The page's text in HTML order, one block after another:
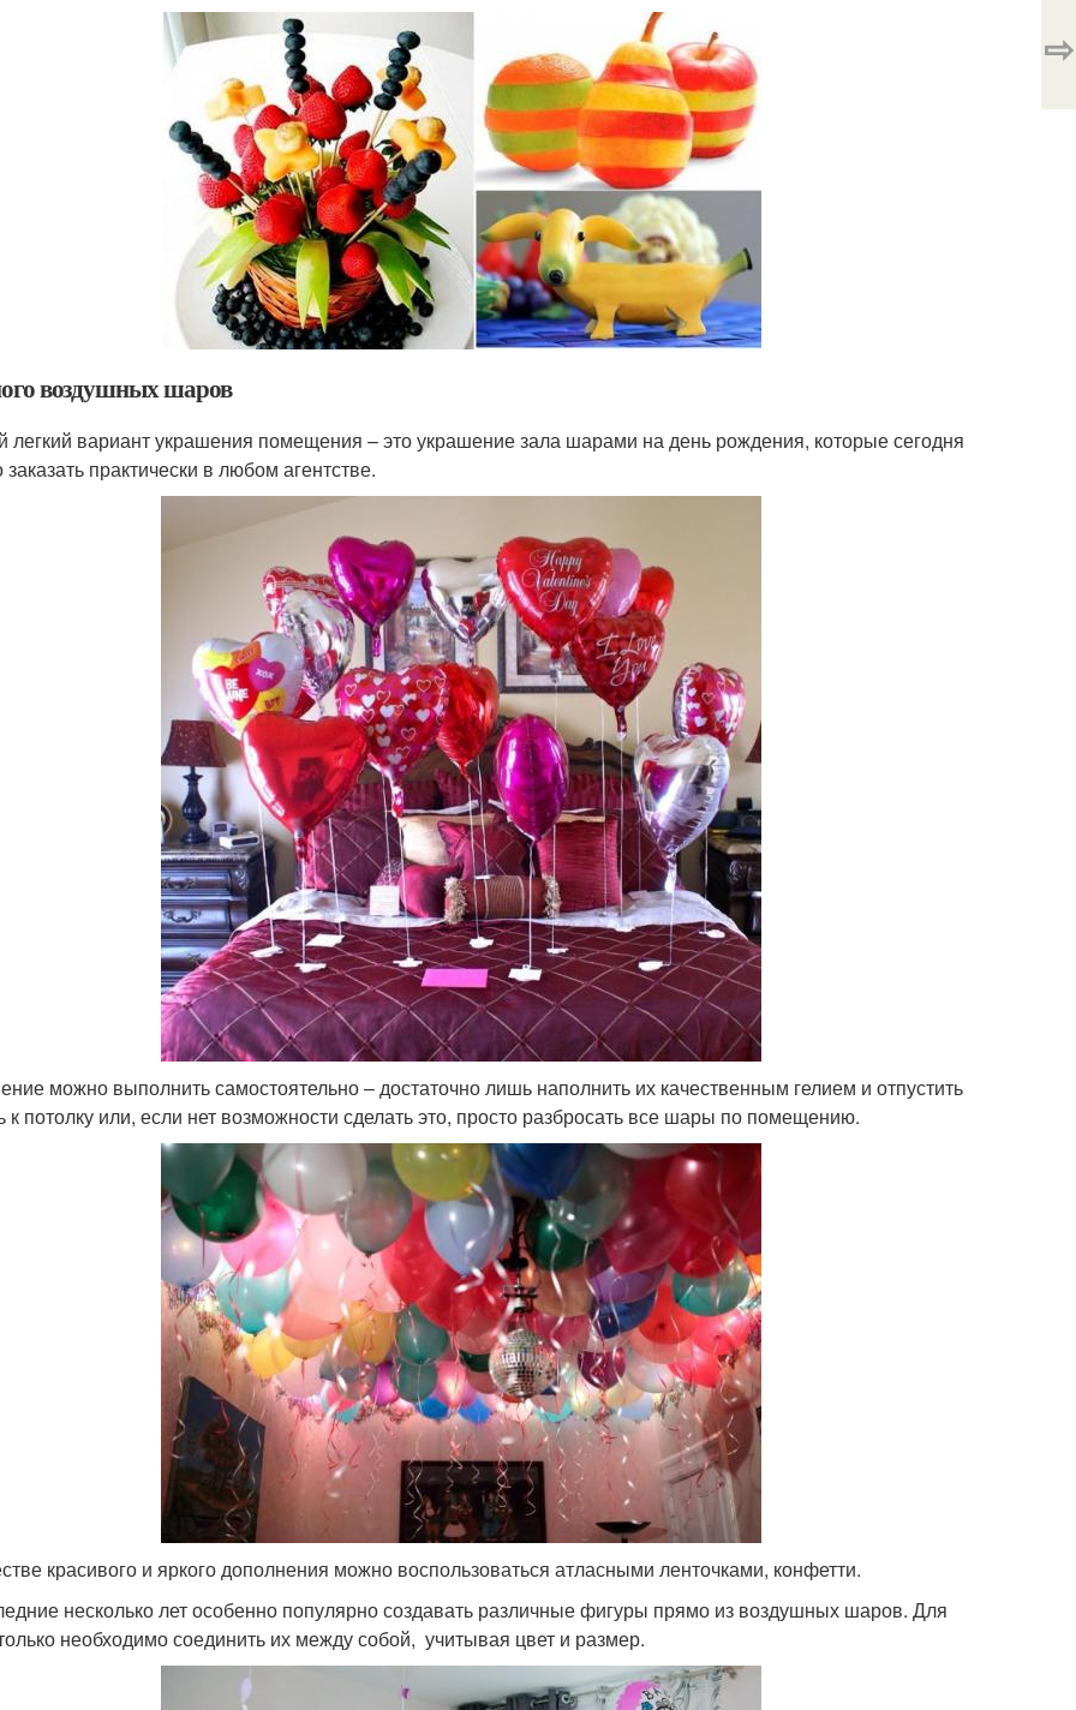
воздушных шаров
вариант украшения помещения – это украшение зала шарами на день рождения, которые сегодня
практически в любом агентстве.
можно выполнить самостоятельно – достаточно лишь наполнить их качественным гелием и отпустить
к потолку или, если нет возможности сделать это, просто разбросать все шары по помещению.
красивого и яркого дополнения можно воспользоваться атласными ленточками, конфетти.
несколько лет особенно популярно создавать различные фигуры прямо из воздушных шаров. Для
необходимо соединить их между собой, учитывая цвет и размер.
⇨